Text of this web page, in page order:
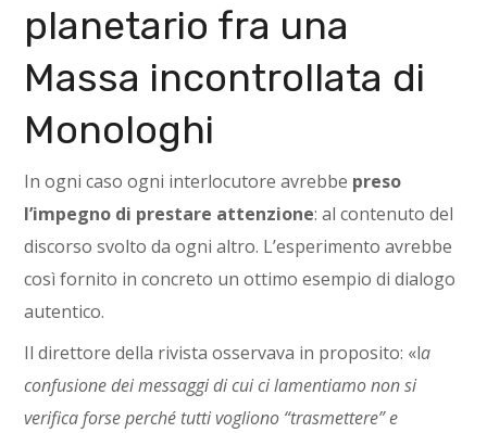
planetario fra una
Massa incontrollata di
Monologhi
In ogni caso ogni interlocutore avrebbe preso
l’impegno di prestare attenzione: al contenuto del
discorso svolto da ogni altro. L’esperimento avrebbe
così fornito in concreto un ottimo esempio di dialogo
autentico.
Il direttore della rivista osservava in proposito: «la
confusione dei messaggi di cui ci lamentiamo non si
verifica forse perché tutti vogliono “trasmettere” e